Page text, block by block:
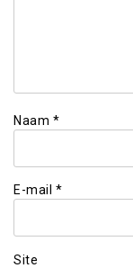
Naam *
E-mail *
Site